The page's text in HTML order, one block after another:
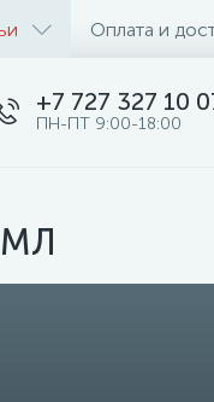
Оплата и
+7 727 327 10
ПН-ПТ 9:00-18:00